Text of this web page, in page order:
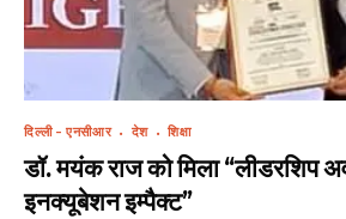
दिल्ली - एनसीआर देश शिक्षा
डॉ. मयंक राज को मिला “लीडरशिप
इनक्यूबेशन इम्पैक्ट”